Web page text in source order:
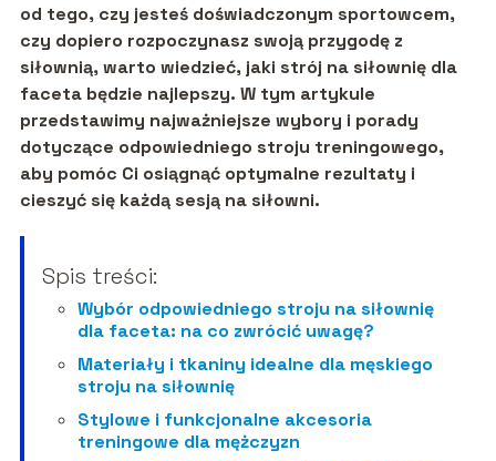
od tego, czy jesteś doświadczonym sportowcem,
czy dopiero rozpoczynasz swoją przygodę z
siłownią, warto wiedzieć, jaki strój na siłownię dla
faceta będzie najlepszy. W tym artykule
przedstawimy najważniejsze wybory i porady
dotyczące odpowiedniego stroju treningowego,
aby pomóc Ci osiągnąć optymalne rezultaty i
cieszyć się każdą sesją na siłowni.
Spis treści:
Wybór odpowiedniego stroju na siłownię
dla faceta: na co zwrócić uwagę?
Materiały i tkaniny idealne dla męskiego
stroju na siłownię
Stylowe i funkcjonalne akcesoria
treningowe dla mężczyzn